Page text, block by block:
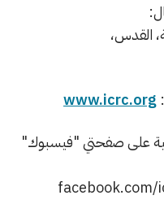
القدس،
www.icrc.org
على صفحتي "فیسبوك"